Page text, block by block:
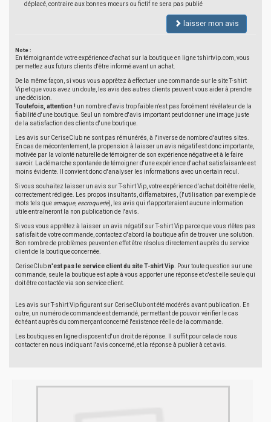
déplacé, contraire aux bonnes moeurs ou fictif ne sera pas publié
laisser mon avis
Note :
En témoignant de votre expérience d'achat sur la boutique en ligne tshirtvip.com, vous
permettez aux futurs clients d'être informé avant un achat.
De la même façon, si vous vous apprêtez à effectuer une commande sur le site T-shirt
Vip et que vous avez un doute, les avis des autres clients peuvent vous aider à prendre
une décision.
Toutefois, attention ! un nombre d'avis trop faible n'est pas forcément révélateur de la
fiabilité d'une boutique. Seul un nombre d'avis important peut donner une image juste
de la satisfaction des clients d'une boutique.
Les avis sur CeriseClub ne sont pas rémunérés, à l'inverse de nombre d'autres sites.
En cas de mécontentement, la propension à laisser un avis négatif est donc importante,
motivée par la volonté naturelle de témoigner de son expérience négative et à le faire
savoir. La démarche spontanée de témoigner d'une expérience d'achat satisfaisante est
moins évidente. Il convient donc d'analyser les informations avec un certain recul.
Si vous souhaitez laisser un avis sur T-shirt Vip, votre expérience d'achat doit être réelle,
correctement rédigée. Les propos insultants, diffamatoires, (l'utilisation par exemple de
mots tels que arnaque, escroquerie), les avis qui n'apporteraient aucune information
utile entraîneront la non publication de l'avis.
Si vous vous apprêtez à laisser un avis négatif sur T-shirt Vip parce que vous n'êtes pas
satisfait de votre commande, contactez d'abord la boutique afin de trouver une solution.
Bon nombre de problèmes peuvent en effet être résolus directement auprès du service
client de la boutique concernée.
CeriseClubn'est pas le service client du site T-shirt Vip . Pour toute question sur une
commande, seule la boutique est apte à vous apporter une réponse et c'est elle seule qui
doit être contactée via son service client.
Les avis sur T-shirt Vip figurant sur CeriseClub ont été modérés avant publication. En
outre, un numéro de commande est demandé, permettant de pouvoir vérifier le cas
échéant auprès du commerçant concerné l'existence réelle de la commande.
Les boutiques en ligne disposent d'un droit de réponse. Il suffit pour cela de nous
contacter en nous indiquant l'avis concerné, et la réponse à publier à cet avis.